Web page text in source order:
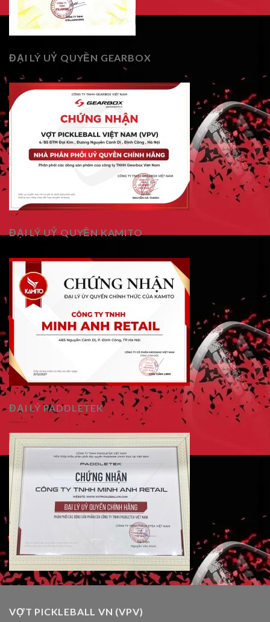
ĐẠI LÝ UỶ QUYỀN GEARBOX
ĐẠI LÝ UỶ QUYỀN KAMITO
ĐẠI LÝ PADDLETEK
VỢT PICKLEBALL VN (VPV)